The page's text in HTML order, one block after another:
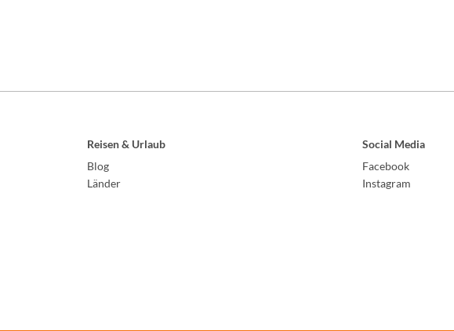
Reisen & Urlaub
Blog
Länder
Social Media
Facebook
Instagram